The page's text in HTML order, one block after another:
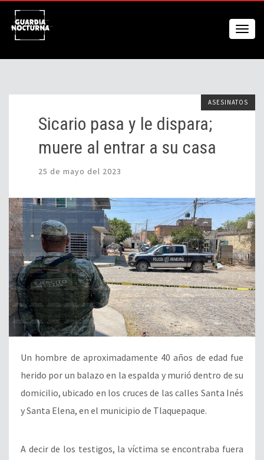
ASESINATOS
Sicario pasa y le dispara;
muere al entrar a su casa
25 de mayo del 2023
Un hombre de aproximadamente 40 años de edad fue
herido por un balazo en la espalda y murió dentro de su
domicilio, ubicado en los cruces de las calles Santa Inés
y Santa Elena, en el municipio de Tlaquepaque.
A decir de los testigos, la víctima se encontraba fuera